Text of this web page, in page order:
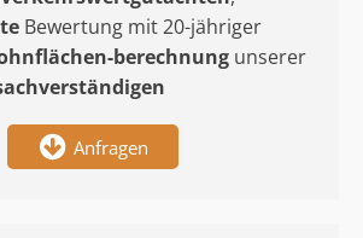
Bewertung mit 20-jähriger
berechnung unserer
Anfragen